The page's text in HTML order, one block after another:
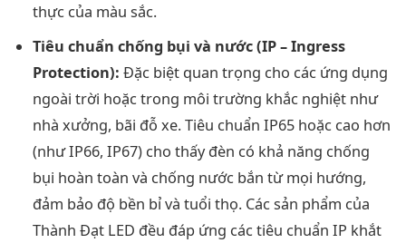
thực của màu sắc.
Tiêu chuẩn chống bụi và nước (IP – Ingress
Protection): Đặc biệt quan trọng cho các ứng dụng
ngoài trời hoặc trong môi trường khắc nghiệt như
nhà xưởng, bãi đỗ xe. Tiêu chuẩn IP65 hoặc cao hơn
(như IP66, IP67) cho thấy đèn có khả năng chống
bụi hoàn toàn và chống nước bắn từ mọi hướng,
đảm bảo độ bền bỉ và tuổi thọ. Các sản phẩm của
Thành Đạt LED đều đáp ứng các tiêu chuẩn IP khắt